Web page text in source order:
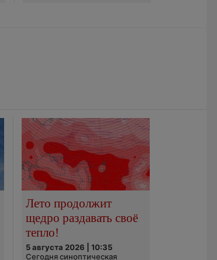
Лето продолжит
щедро раздавать своё
тепло!
5 августа 2026 | 10:35
Сегодня синоптическая